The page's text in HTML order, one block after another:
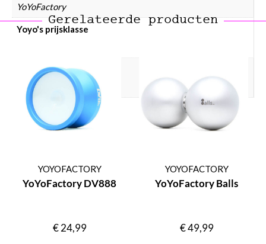
YoYoFactory
Yoyo's prijsklasse
Yoyo's type
Unresponsive
Gerelateerde producten
YOYOFACTORY
YoYoFactory DV888
€24,99
YOYOFACTORY
YoYoFactory Balls
€49,99